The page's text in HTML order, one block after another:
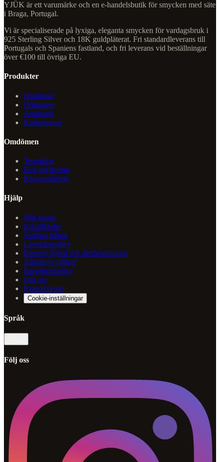
YJÜK är ett varumärke och en e-handelsbutik för smycken med säte
i Braga, Portugal.
Vi är specialiserade på lyxiga, eleganta smycken för vardagsbruk i
925 Sterling Silver och 18K guldpläterat. Fri standardleverans till
Portugals och Spaniens fastland, och fri leverans vid beställningar
över €100 till övriga EU.
Produkter
Halsband
Örhängen
Armband
Kollektioner
Omdömen
Trustpilot
Bok för beröm
Klagomålsbok
Hjälp
Mitt konto
Rabattkoder
Vanliga frågor
Leveranspolicy
Returer, byten och återbetalningar
Allmänna villkor
Integritetspolicy
Om oss
Kontakta oss
Cookie-inställningar
Språk
Följ oss